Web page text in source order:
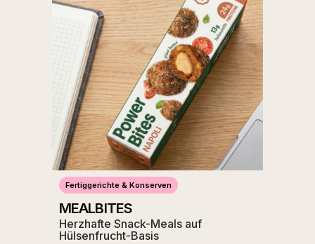
Fertiggerichte & Konserven
MEALBITES
Herzhafte Snack-Meals auf
Hülsenfrucht-Basis